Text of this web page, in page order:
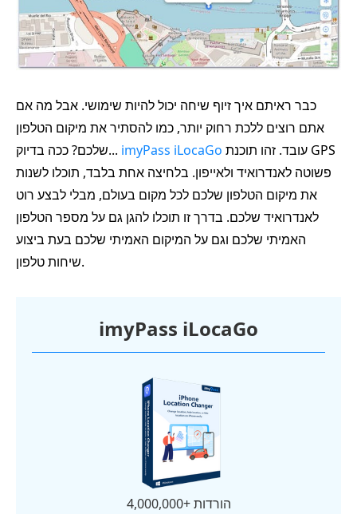
כבר ראיתם איך זיוף שיחה יכול להיות שימושי. אבל מה אם
אתם רוצים ללכת רחוק יותר, כמו להסתיר את מיקום הטלפון
שלכם? ככה בדיוק... imyPass iLocaGo
פשוטה לאנדרואיד ולאייפון. בלחיצה אחת בלבד, תוכלו לשנות
את מיקום הטלפון שלכם לכל מקום בעולם, מבלי לבצע רוט
לאנדרואיד שלכם. בדרך זו תוכלו להגן גם על מספר הטלפון
האמיתי שלכם וגם על המיקום האמיתי שלכם בעת ביצוע
שיחות טלפון.
imyPass iLocaGo
4,000,000+ הורדות